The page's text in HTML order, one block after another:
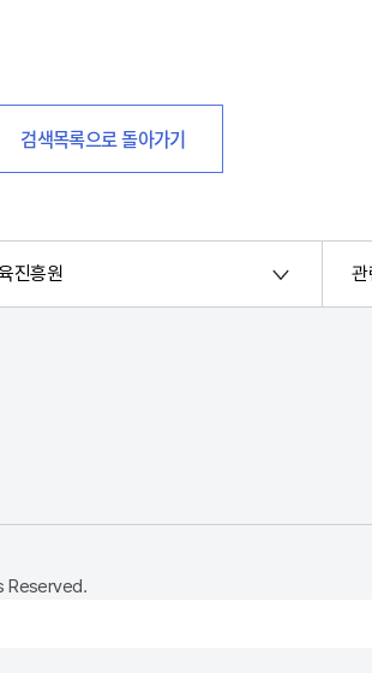
검색목록으로 돌아가기
진흥원
Reserved.